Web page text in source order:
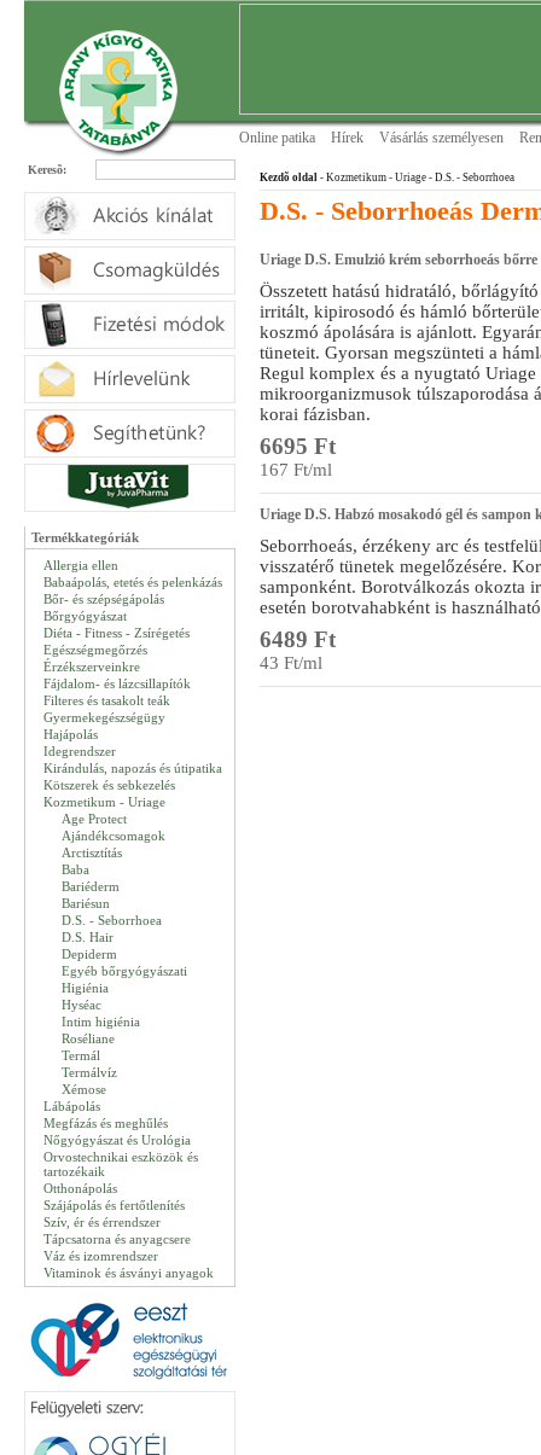
Online patika Hírek Vásárlás személyesen
Keresõ:
Termékkategóriák
Allergia ellen
Babaápolás, etetés és pelenkázás
Bőr- és szépségápolás
Bőrgyógyászat
Diéta - Fitness - Zsírégetés
Egészségmegőrzés
Érzékszerveinkre
Fájdalom- és lázcsillapítók
Filteres és tasakolt teák
Gyermekegészségügy
Hajápolás
Idegrendszer
Kirándulás, napozás és útipatika
Kötszerek és sebkezelés
Kozmetikum - Uriage
Age Protect
Ajándékcsomagok
Arctisztítás
Baba
Bariéderm
Bariésun
D.S. - Seborrhoea
D.S. Hair
Depiderm
Egyéb bőrgyógyászati
Higiénia
Hyséac
Intim higiénia
Roséliane
Termál
Termálvíz
Xémose
Lábápolás
Megfázás és meghűlés
Nőgyógyászat és Urológia
Orvostechnikai eszközök és
tartozékaik
Otthonápolás
Szájápolás és fertőtlenítés
Szív, ér és érrendszer
Tápcsatorna és anyagcsere
Váz és izomrendszer
Vitaminok és ásványi anyagok
Kezdõ oldal - Kozmetikum - Uriage - D.S. - Seborrhoea
D.S. - Seborrhoeás
Uriage D.S. Emulzió krém seborrhoeás bőrre
Összetett hatású hidratáló,
irritált, kipirosodó és hámló
koszmó ápolására is ajánlott.
tüneteit. Gyorsan megszünteti a
Regul komplex és a nyugtató
mikroorganizmusok túlszaporodása
korai fázisban.
6695 Ft
167 Ft/ml
Uriage D.S. Habzó mosakodó gél és
Seborrhoeás, érzékeny arc és
visszatérő tünetek megelőzésére.
samponként. Borotválkozás okozta
esetén borotvahabként is
6489 Ft
43 Ft/ml